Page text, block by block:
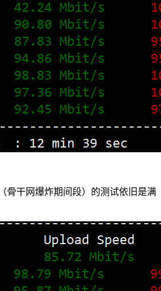
骨干网爆炸期间段）的测试依旧是满